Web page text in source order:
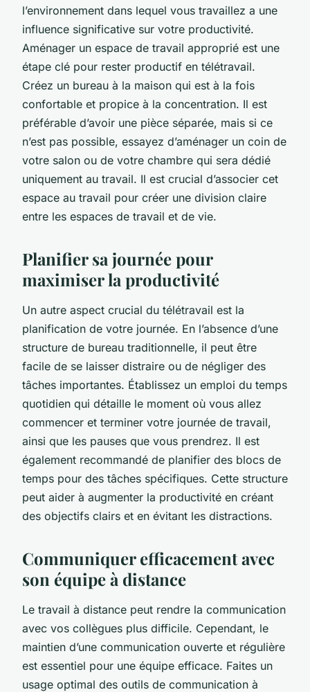
l’environnement dans lequel vous travaillez a une
influence significative sur votre productivité.
Aménager un espace de travail approprié est une
étape clé pour rester productif en télétravail.
Créez un bureau à la maison qui est à la fois
confortable et propice à la concentration. Il est
préférable d’avoir une pièce séparée, mais si ce
n’est pas possible, essayez d’aménager un coin de
votre salon ou de votre chambre qui sera dédié
uniquement au travail. Il est crucial d’associer cet
espace au travail pour créer une division claire
entre les espaces de travail et de vie.
Planifier sa journée pour
maximiser la productivité
Un autre aspect crucial du télétravail est la
planification de votre journée. En l’absence d’une
structure de bureau traditionnelle, il peut être
facile de se laisser distraire ou de négliger des
tâches importantes. Établissez un emploi du temps
quotidien qui détaille le moment où vous allez
commencer et terminer votre journée de travail,
ainsi que les pauses que vous prendrez. Il est
également recommandé de planifier des blocs de
temps pour des tâches spécifiques. Cette structure
peut aider à augmenter la productivité en créant
des objectifs clairs et en évitant les distractions.
Communiquer efficacement avec
son équipe à distance
Le travail à distance peut rendre la communication
avec vos collègues plus difficile. Cependant, le
maintien d’une communication ouverte et régulière
est essentiel pour une équipe efficace. Faites un
usage optimal des outils de communication à